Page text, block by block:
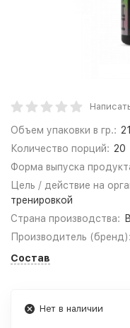
Объем упаковки в гр.:
Количество порций: 20
Форма выпуска
Цель / действие на
тренировкой
Страна производства:
Производитель (бренд):
Состав
Нет в наличии